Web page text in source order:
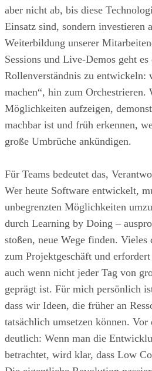
aber nicht ab, bis diese
Einsatz sind, sondern investieren
Weiterbildung unserer
Sessions und Live-Demos geht
Rollenverständnis zu entwickeln:
machen“, hin zum Orchestrieren.
Möglichkeiten aufzeigen,
machbar ist und früh erkennen,
große Umbrüche ankündigen.
Für Teams bedeutet das,
Wer heute Software entwickelt,
unbegrenzten Möglichkeiten
durch Learning by Doing –
stoßen, neue Wege finden. Vieles
zum Projektgeschäft und
auch wenn nicht jeder Tag von
geprägt ist. Für mich persönlich
dass wir Ideen, die früher an
tatsächlich umsetzen können.
deutlich: Wenn man die
betrachtet, wird klar, dass Low